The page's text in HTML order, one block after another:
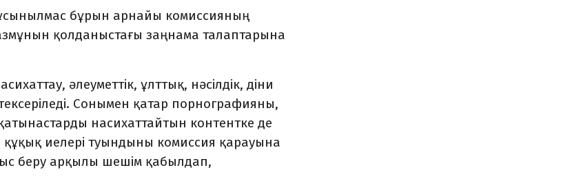
бұрын арнайы комиссияның
қолданыстағы заңнама талаптарына
әлеуметтік, ұлттық, нәсілдік, діни
Сонымен қатар порнографияны,
насихаттайтын контентке де
иелері туындыны комиссия қарауына
беру арқылы шешім қабылдап,